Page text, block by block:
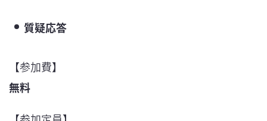
質疑応答
【参加費】
無料